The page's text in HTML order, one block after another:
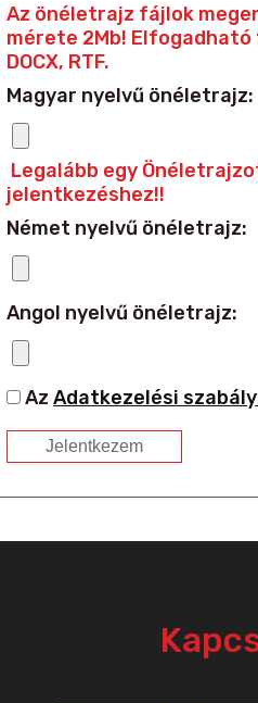
Az önéletrajz fájlok
mérete 2Mb! Elfogadható
DOCX, RTF.
Magyar nyelvű önéletrajz:
Legalább egy
jelentkezéshez!!
Német nyelvű önéletrajz:
Angol nyelvű önéletrajz:
Az Adatkezelési